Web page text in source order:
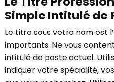
Simple Intitulé de
Le titre sous votre nom est
importants. Ne vous
intitulé de poste actuel.
indiquer votre spécialité,